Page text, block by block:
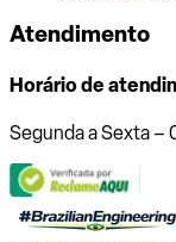
Atendimento
Horário de
Segunda a Sexta –